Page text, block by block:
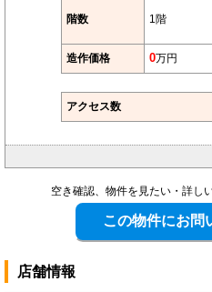
階数 1階
造作価格 0万円
アクセス数
空き確認、物件を見たい・詳し
店舗情報